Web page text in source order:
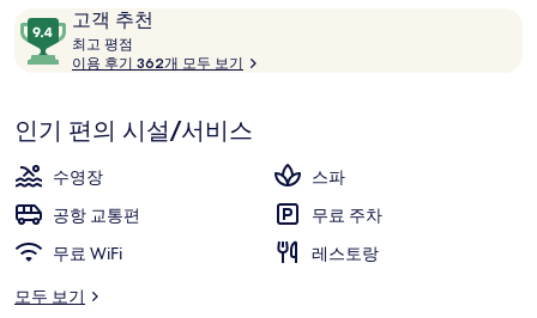
리₩486,519
이
용
후
고객 추천
10
점
만
중
9.4
점,
객
추
최고 평점
고
점
이용 후기 362개 모두 보기
인기 편의 시설/서비스
수영장
스파
공항 교통편
무료 주차
무료 WiFi
레스토랑
모두 보기